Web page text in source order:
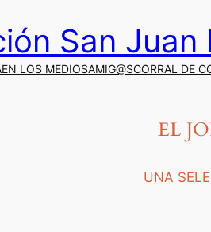
San Juan
EN LOS MEDIOSAMIG@SCORRAL DE
EL
UNA